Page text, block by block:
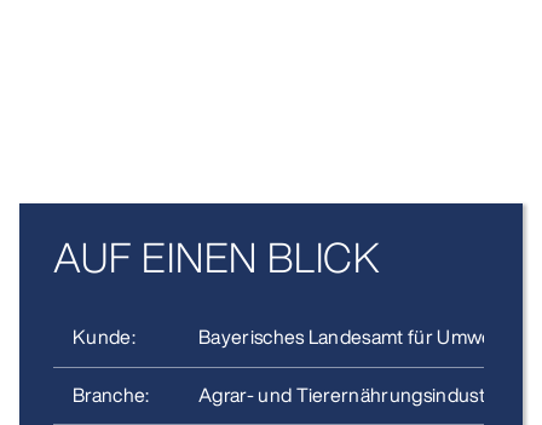
AUF EINEN BLICK
Kunde:
Bayerisches Landesamt für Umwelt
Branche:
Agrar- und Tierernährungsindustrie